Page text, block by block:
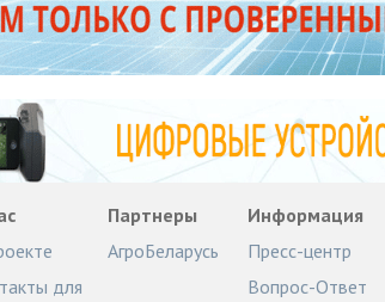
для
Партнеры
АгроБеларусь
Информация
Пресс-центр
Вопрос-Ответ